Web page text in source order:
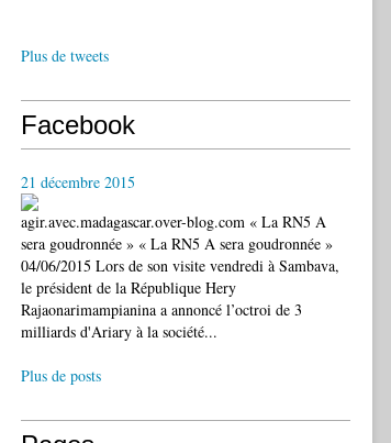
Plus de tweets
Facebook
21 décembre 2015
agir.avec.madagascar.over-blog.com « La RN5 A
sera goudronnée » « La RN5 A sera goudronnée »
04/06/2015 Lors de son visite vendredi à Sambava,
le président de la République Hery
Rajaonarimampianina a annoncé l’octroi de 3
milliards d'Ariary à la société...
Plus de posts